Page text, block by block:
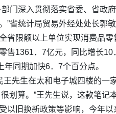
门深入贯彻落实省委、省政
”省统计局贸易外经处处长郭敏
省限额以上单位实现消费品
售1361．7亿元，同比增长
同期加快6．7个百分点。
王先生在太和电子城四楼的一
划算。”王先生说，这款笔记
以旧换新政策等影响，今年